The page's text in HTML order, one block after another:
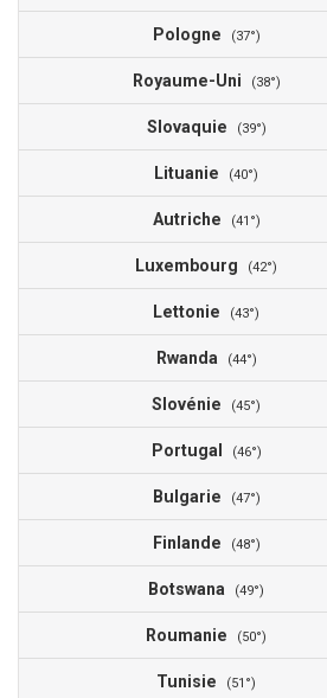
Pologne (37°)
Royaume-Uni (38°)
Slovaquie (39°)
Lituanie (40°)
Autriche (41°)
Luxembourg (42°)
Lettonie (43°)
Rwanda (44°)
Slovénie (45°)
Portugal (46°)
Bulgarie (47°)
Finlande (48°)
Botswana (49°)
Roumanie (50°)
Tunisie (51°)